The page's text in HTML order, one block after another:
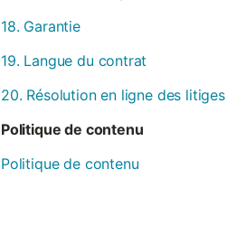
18. Garantie
19. Langue du contrat
20. Résolution en ligne des litiges
Politique de contenu
Politique de contenu